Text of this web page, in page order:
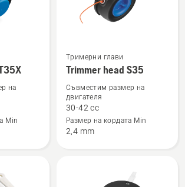
на
Min
Вижте
повече
подробности
за
Trimmer
head
Тримерни глави
Trimmer head S35
Съвместим размер на
двигателя
30-42 cc
Размер на кордата Min
2,4 mm